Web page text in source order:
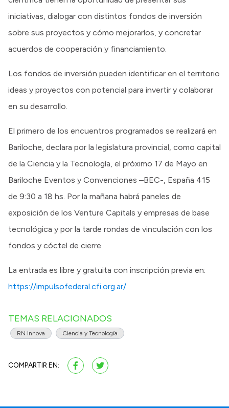
iniciativas, dialogar con distintos fondos de inversión
sobre sus proyectos y cómo mejorarlos, y concretar
acuerdos de cooperación y financiamiento.
Los fondos de inversión pueden identificar en el territorio
ideas y proyectos con potencial para invertir y colaborar
en su desarrollo.
El primero de los encuentros programados se realizará en
Bariloche, declara por la legislatura provincial, como capital
de la Ciencia y la Tecnología, el próximo 17 de Mayo en
Bariloche Eventos y Convenciones –BEC-, España 415
de 9:30 a 18 hs. Por la mañana habrá paneles de
exposición de los Venture Capitals y empresas de base
tecnológica y por la tarde rondas de vinculación con los
fondos y cóctel de cierre.
La entrada es libre y gratuita con inscripción previa en:
https://impulsofederal.cfi.org.ar/
TEMAS RELACIONADOS
RN Innova Ciencia y Tecnología
COMPARTIR EN: